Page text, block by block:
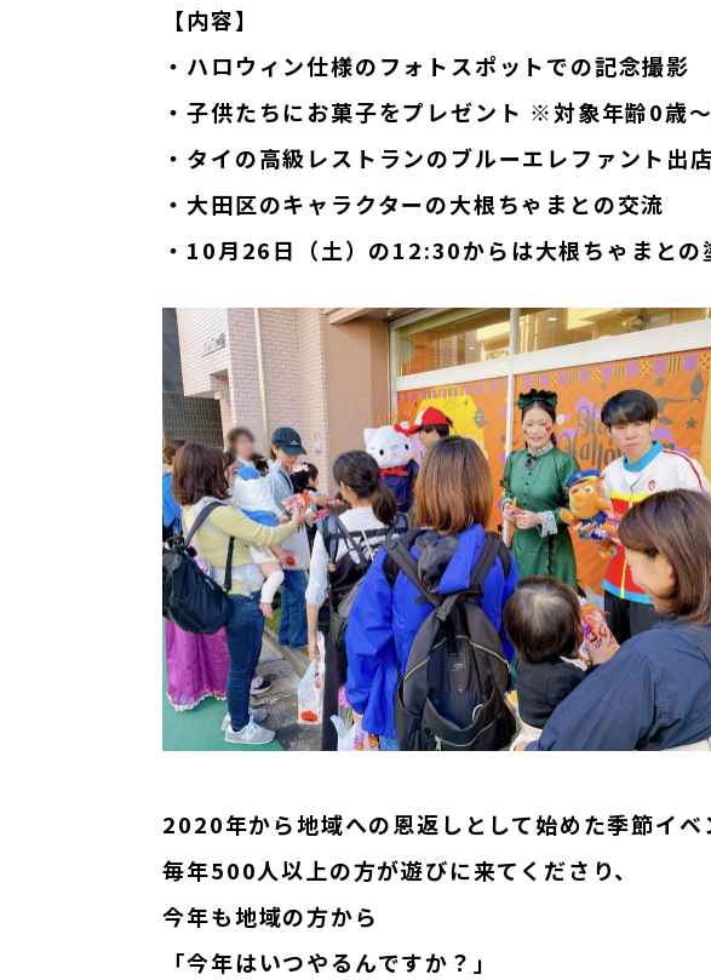
【内容】
・ハロウィン仕様のフォトスポットでの記念撮影
・子供たちにお菓子をプレゼント ※対象年齢0歳
・タイの高級レストランのブルーエレファント出店
・大田区のキャラクターの大根ちゃまとの交流
・10月26日（土）の12:30からは大根ちゃまとの
2020年から地域への恩返しとして始めた季節イベ
毎年500人以上の方が遊びに来てくださり、
今年も地域の方から
「今年はいつやるんですか？」